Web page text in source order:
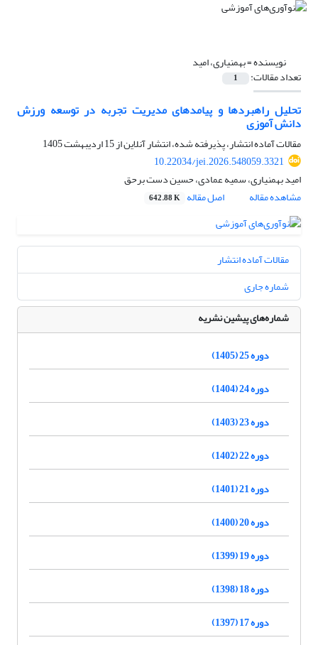
نویسنده =بهمنیاری، امید
تعداد مقالات: 1
تحلیل راهبردها و پیامدهای مدیریت تجربه در توسعه ورزش
دانش آموزی
مقالات آماده انتشار، پذیرفته شده، انتشار آنلاین از15 اردیبهشت 1405
10.22034/jei.2026.548059.3321
امید بهمنیاری، سمیه عمادی، حسین دست برحق
مشاهده مقاله
اصل مقاله 642.88 K
مقالات آماده انتشار
شماره جاری
شماره‌های پیشین نشریه
دوره 25 (1405)
دوره 24 (1404)
دوره 23 (1403)
دوره 22 (1402)
دوره 21 (1401)
دوره 20 (1400)
دوره 19 (1399)
دوره 18 (1398)
دوره 17 (1397)